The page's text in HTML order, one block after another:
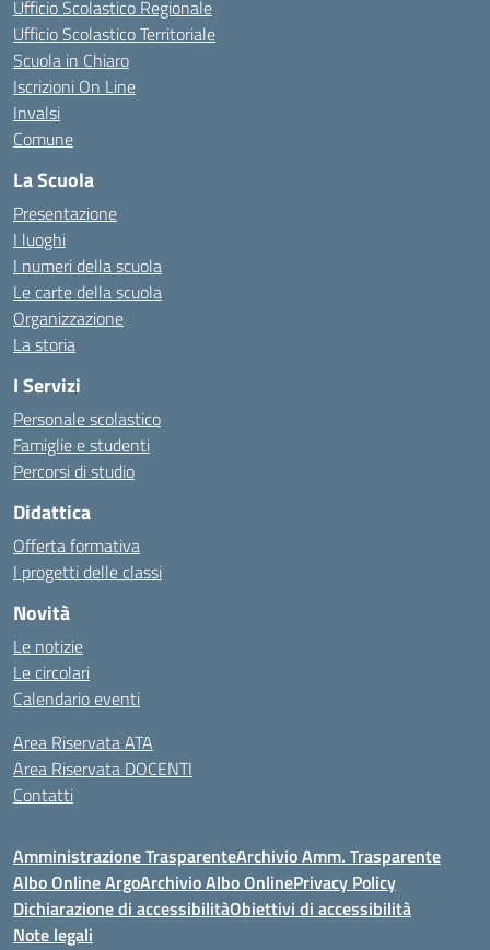
Ufficio Scolastico Regionale
Ufficio Scolastico Territoriale
Scuola in Chiaro
Iscrizioni On Line
Invalsi
Comune
La Scuola
Presentazione
I luoghi
I numeri della scuola
Le carte della scuola
Organizzazione
La storia
I Servizi
Personale scolastico
Famiglie e studenti
Percorsi di studio
Didattica
Offerta formativa
I progetti delle classi
Novità
Le notizie
Le circolari
Calendario eventi
Area Riservata ATA
Area Riservata DOCENTI
Contatti
Amministrazione TrasparenteArchivio Amm. Trasparente
Albo Online ArgoArchivio Albo OnlinePrivacy Policy
Dichiarazione di accessibilitàObiettivi di accessibilità
Note legali